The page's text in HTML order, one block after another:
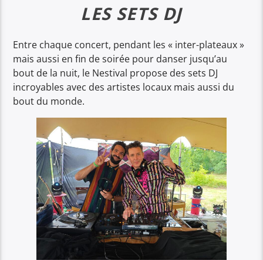
LES SETS DJ
Entre chaque concert, pendant les « inter-plateaux »
mais aussi en fin de soirée pour danser jusqu’au
bout de la nuit, le Nestival propose des sets DJ
incroyables avec des artistes locaux mais aussi du
bout du monde.